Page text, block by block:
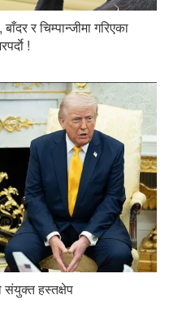
र चिम्पान्जीमा गरिएका
!
संयुक्त हस्तक्षेप